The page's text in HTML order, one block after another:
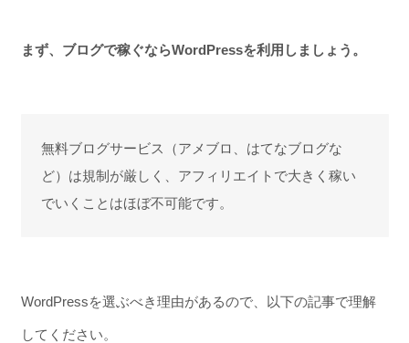
まず、ブログで稼ぐならWordPressを利用しましょう。
無料ブログサービス（アメブロ、はてなブログな
ど）は規制が厳しく、アフィリエイトで大きく稼い
でいくことはほぼ不可能です。
WordPressを選ぶべき理由があるので、以下の記事で理解
してください。